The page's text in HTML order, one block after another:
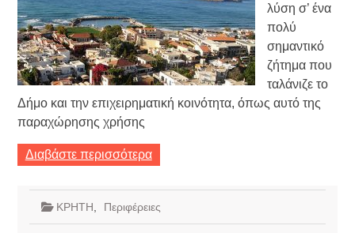
λύση σ’ ένα
πολύ
σημαντικό
ζήτημα που
ταλάνιζε το
Δήμο και την επιχειρηματική κοινότητα, όπως αυτό της
παραχώρησης χρήσης
Διαβάστε περισσότερα
ΚΡΗΤΗ Περιφέρειες